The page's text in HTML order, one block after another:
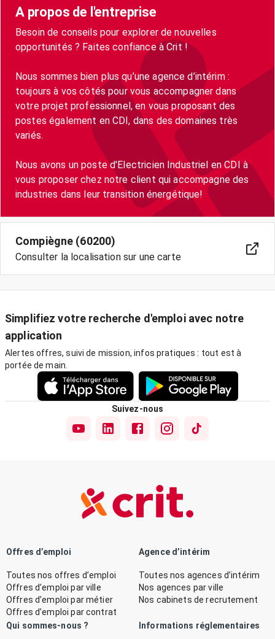
A propos de l'entreprise
Besoin de conseils pour explorer de nouvelles
opportunités ? Faites confiance à Crit !
Nous sommes bien plus qu’une agence d’intérim :
toujours à vos côtés pour vous accompagner dans
votre projet professionnel, en vous proposant des
postes également en CDI, dans des domaines très
variés.
Nous avons un poste d'Electricien Industriel en CDI à
vous proposer chez notre client qui accompagne des
industries dans leur transition énergétique!
Compiègne (60200)
Consulter la localisation sur une carte
Simplifiez votre recherche d'emploi avec notre
application
Alertes offres, suivi de mission, infos pratiques : tout est à
portée de main.
Suivez-nous
Offres d’emploi
Toutes nos offres d’emploi
Offres d’emploi par ville
Offres d’emploi par métier
Offres d’emploi par contrat
Agence d’intérim
Toutes nos agences d’intérim
Nos agences par ville
Nos cabinets de recrutement
Qui sommes-nous ? Informations réglementaires